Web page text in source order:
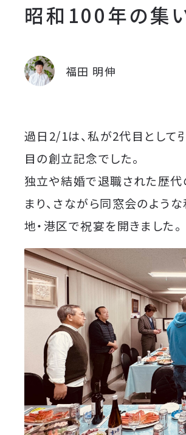
昭和100年の集
福田 明伸
過日2/1は、私が2代目とし
目の創立記念でした。
独立や結婚で退職された歴
まり、さながら同窓会のよう
地・港区で祝宴を開きました。